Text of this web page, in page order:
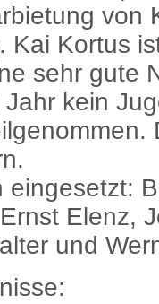
von
Kai Kortus
sehr gute
kein
Elenz,
und